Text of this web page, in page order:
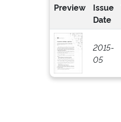
Preview
Issue
Date
2015-
05